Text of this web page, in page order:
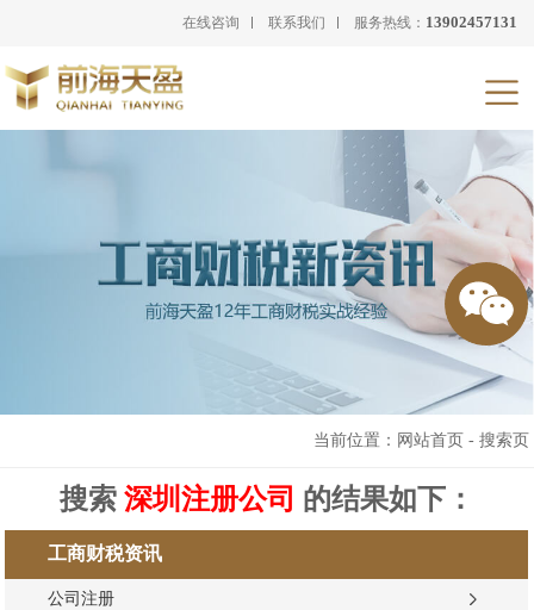
在线咨询 联系我们 服务热线： 13902457131
当前位置： 网站首页 - 搜索页
搜索 深圳注册公司 的结果如下：
工商财税资讯
公司注册